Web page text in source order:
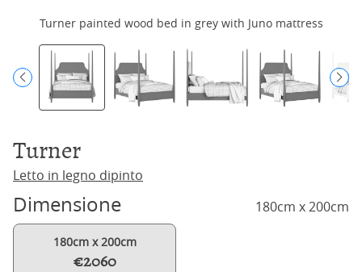
Turner painted wood bed in grey with Juno mattress
Turner
Letto in legno dipinto
Dimensione 180cm x 200cm
180cm x 200cm
€2060